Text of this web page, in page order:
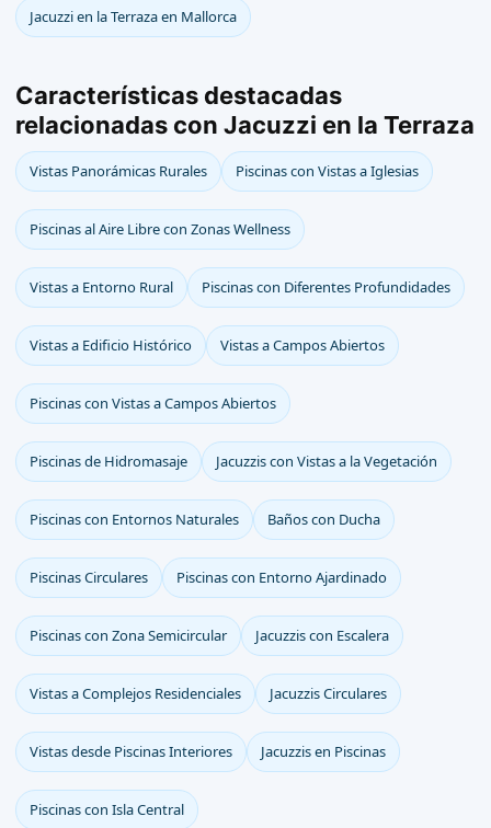
Jacuzzi en la Terraza en Mallorca
Características destacadas
relacionadas con Jacuzzi en la Terraza
Vistas Panorámicas Rurales Piscinas con Vistas a Iglesias
Piscinas al Aire Libre con Zonas Wellness
Vistas a Entorno Rural Piscinas con Diferentes Profundidades
Vistas a Edificio Histórico Vistas a Campos Abiertos
Piscinas con Vistas a Campos Abiertos
Piscinas de Hidromasaje Jacuzzis con Vistas a la Vegetación
Piscinas con Entornos Naturales Baños con Ducha
Piscinas Circulares Piscinas con Entorno Ajardinado
Piscinas con Zona Semicircular Jacuzzis con Escalera
Vistas a Complejos Residenciales Jacuzzis Circulares
Vistas desde Piscinas Interiores Jacuzzis en Piscinas
Piscinas con Isla Central